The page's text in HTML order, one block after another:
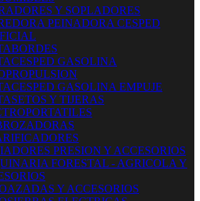
Y SOPLADORES
PEINADORA CESPED
GASOLINA
GASOLINA EMPUJE
Y TIJERAS
PRESION Y ACCESORIOS
FORESTAL - AGRICOLA Y
Y ACCESORIOS